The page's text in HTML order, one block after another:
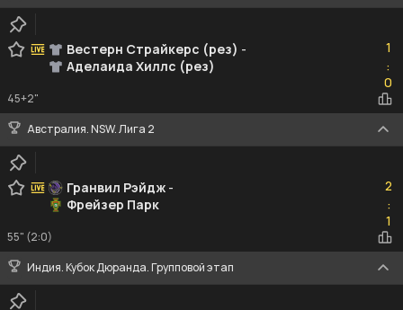
Вестерн Страйкерс (рез) -
Аделаида Хиллс (рез)
1
:0
0
45+2"
Австралия. NSW. Лига 2
Гранвил Рэйдж -
Фрейзер Парк
2
:1
1
55" (2:0)
Индия. Кубок Дюранда. Групповой этап